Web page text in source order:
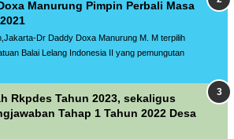
Manurung Pimpin Perbali Masa
Dr Daddy Doxa Manurung M. M terpilih
Balai Lelang Indonesia II yang pemungutan
Rkpdes Tahun 2023, sekaligus
Tahap 1 Tahun 2022 Desa